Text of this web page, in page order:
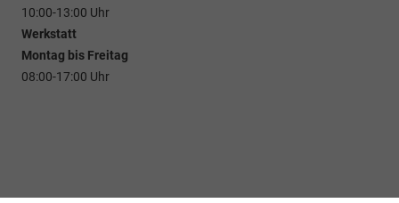
10:00-13:00 Uhr
Werkstatt
Montag bis Freitag
08:00-17:00 Uhr